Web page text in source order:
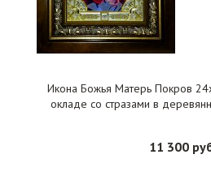
Икона Божья Матерь Покров
окладе со стразами в
11 300